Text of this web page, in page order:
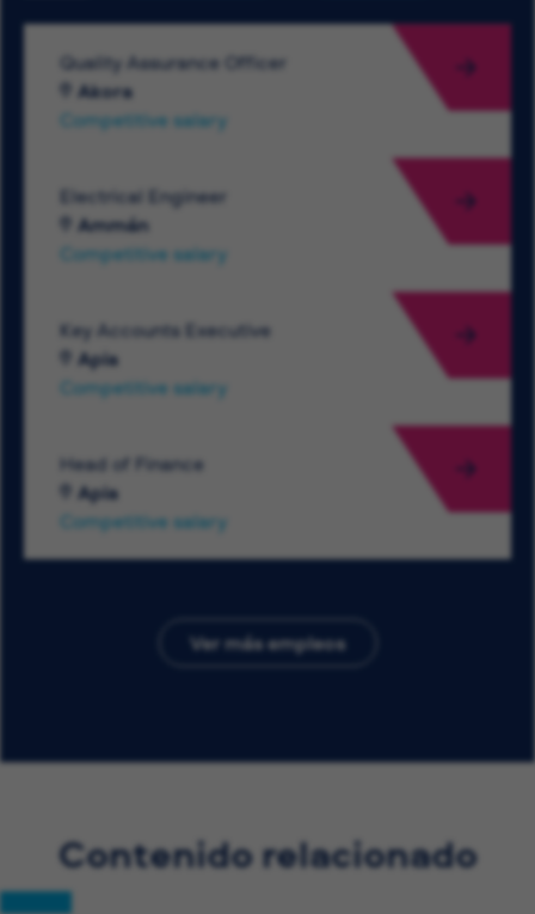
Quality Assurance Officer
Akora
Competitive salary
Electrical Engineer
Ammán
Competitive salary
Key Accounts Executive
Apia
Competitive salary
Head of Finance
Apia
Competitive salary
Ver más empleos
Contenido relacionado